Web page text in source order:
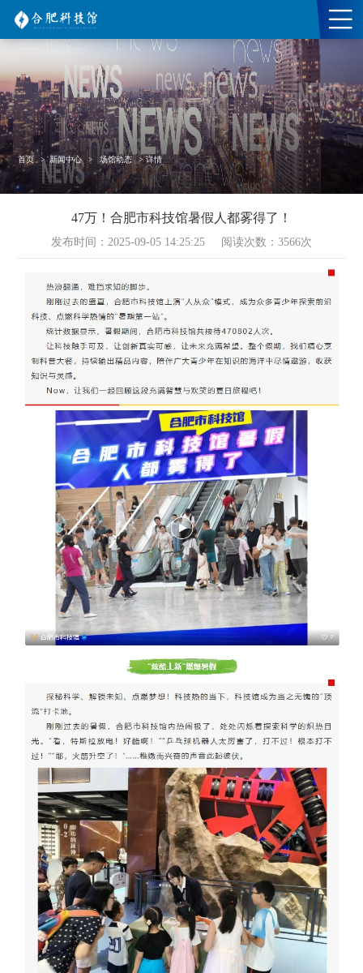
首页 > 新闻中心 > 场馆动态 >详情
47万！合肥市科技馆暑假人都雾得了！
发布时间：2025-09-05 14:25:25 阅读次数： 3566次